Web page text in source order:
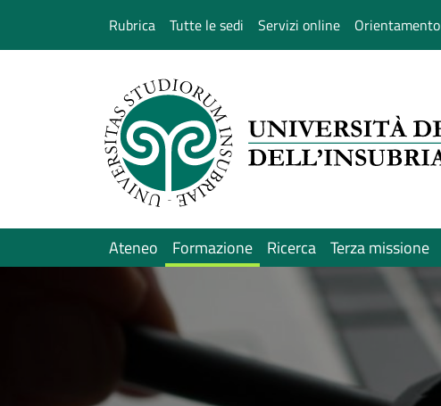
Rubrica Tutte le sedi Servizi online Orientamento
Ateneo Formazione Ricerca Terza missione